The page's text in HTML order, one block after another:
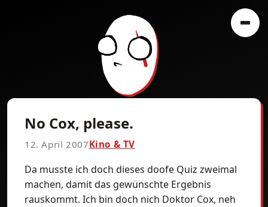
No Cox, please.
12. April 2007Kino & TV
Da musste ich doch dieses doofe Quiz zweimal
machen, damit das gewünschte Ergebnis
rauskommt. Ich bin doch nich Doktor Cox, neh